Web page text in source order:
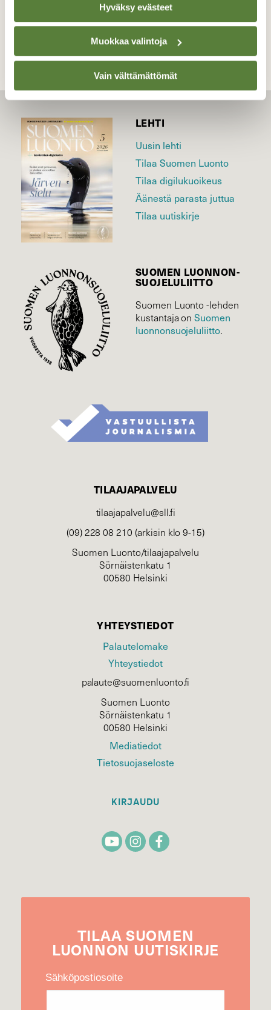
Hyväksy evästeet
Muokkaa valintoja
Vain välttämättömät
TAKAISIN LISTAAN
LEHTI
Uusin lehti
Tilaa Suomen Luonto
Tilaa digilukuoikeus
Äänestä parasta juttua
Tilaa uutiskirje
SUOMEN LUONNON­
SUOJELU­LIITTO
Suomen Luonto -lehden
kustantaja onSuomen
luonnonsuojelu­liitto.
TILAAJAPALVELU
tilaajapalvelu@sll.fi
(09) 228 08 210 (arkisin klo 9-15)
Suomen Luonto/tilaajapalvelu
Sörnäistenkatu 1
00580 Helsinki
YHTEYSTIEDOT
Palautelomake
Yhteystiedot
palaute@suomenluonto.fi
Suomen Luonto
Sörnäistenkatu 1
00580 Helsinki
Mediatiedot
Tietosuojaseloste
KIRJAUDU
TILAA SUOMEN
LUONNON UUTIS­KIRJE
Sähköpostiosoite